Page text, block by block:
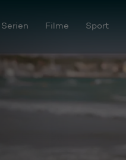
Serien Filme Sport